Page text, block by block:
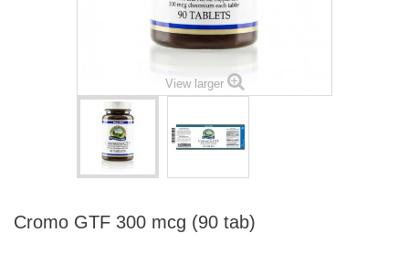
View larger
Cromo GTF 300 mcg (90 tab)